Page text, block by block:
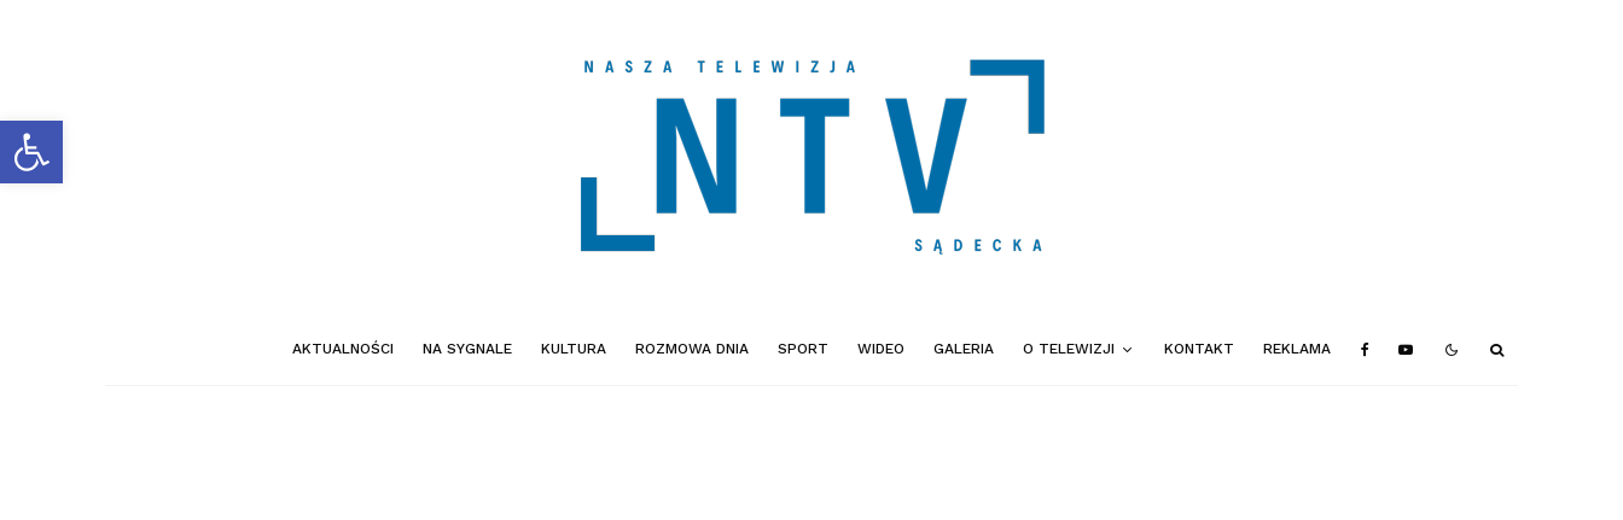
Otwórz pasek narzędzi
AKTUALNOŚCI NA SYGNALE KULTURA ROZMOWA DNIA SPORT WIDEO GALERIA O TELEWIZJI KONTAKT REKLAMA